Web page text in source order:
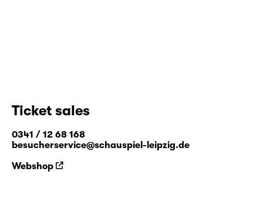
Ticket sales
0341 / 12 68 168
besucherservice@schauspiel-leipzig.de
Webshop